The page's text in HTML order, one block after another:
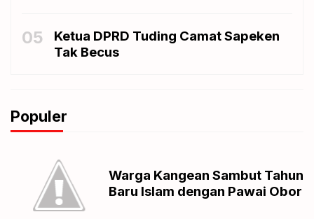
05
Ketua DPRD Tuding Camat Sapeken
Tak Becus
Populer
Warga Kangean Sambut Tahun
Baru Islam dengan Pawai Obor